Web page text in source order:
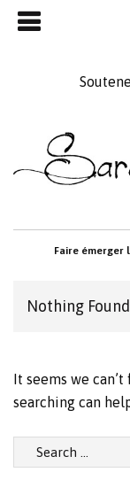
Skip
to
Faire émerger

Nothing Found
It seems we
searching can
Search
for: